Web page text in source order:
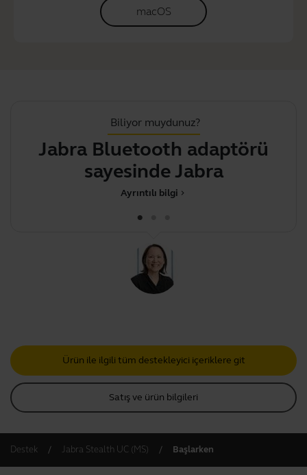
macOS
Biliyor muydunuz?
Jabra Bluetooth adaptörü
sayesinde Jabra ciha
chevron_right
Ayrıntılı bilgi
Ürün ile ilgili tüm destekleyici içeriklere git
Satış ve ürün bilgileri
Destek Jabra Stealth UC (MS) Başlarken